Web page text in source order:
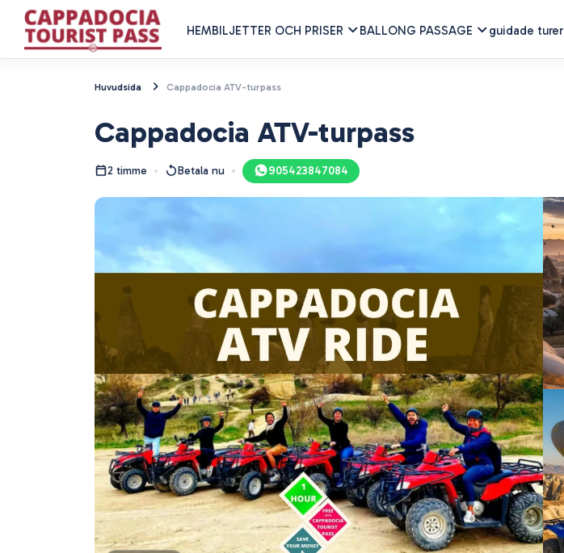
HEMBILJETTER OCH PRISER BALLONG PASSAGE guidade turer
Huvudsida Cappadocia ATV-turpass
Cappadocia ATV-turpass
2 timme Betala nu 905423847084